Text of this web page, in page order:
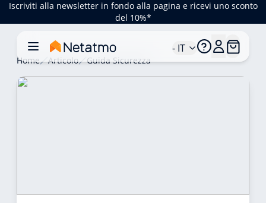
Iscriviti alla newsletter in fondo alla pagina e ricevi uno sconto
del 10%*
- IT
Home Articolo Guida Sicurezza